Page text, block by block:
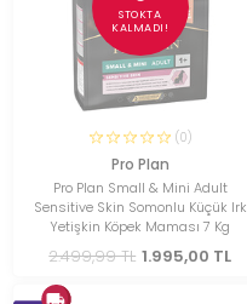
STOKTA
KALMADI!
(0)
Pro Plan
Pro Plan Small & Mini Adult
Sensitive Skin Somonlu Küçük Irk
Yetişkin Köpek Maması 7 Kg
2.499,99 TL 1.995,00 TL